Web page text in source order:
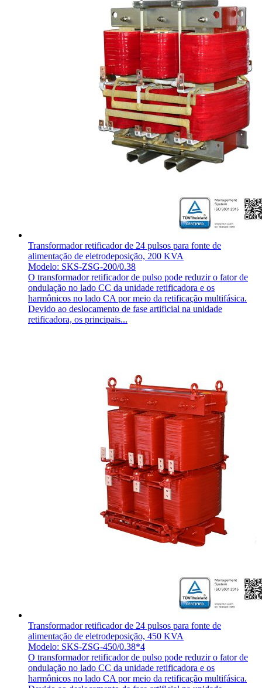
Transformador retificador de 24 pulsos para fonte de
alimentação de eletrodeposição, 200 KVA
Modelo: SKS-ZSG-200/0.38
O transformador retificador de pulso pode reduzir o fator de
ondulação no lado CC da unidade retificadora e os
harmônicos no lado CA por meio da retificação multifásica.
Devido ao deslocamento de fase artificial na unidade
retificadora, os principais...
Transformador retificador de 24 pulsos para fonte de
alimentação de eletrodeposição, 450 KVA
Modelo: SKS-ZSG-450/0.38*4
O transformador retificador de pulso pode reduzir o fator de
ondulação no lado CC da unidade retificadora e os
harmônicos no lado CA por meio da retificação multifásica.